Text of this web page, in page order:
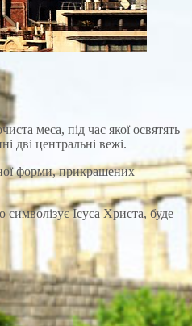
меса, під час якої освятять
дві центральні вежі.
форми, прикрашених
Ісуса Христа, буде